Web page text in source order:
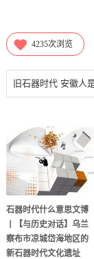
4235次浏览
石器时代什么意思文博
丨【与历史对话】乌兰
察布市凉城岱海地区的
新石器时代文化遗址